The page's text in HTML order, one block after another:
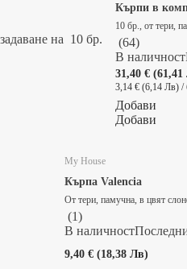
задаване на 10 бр.
Кърпи в
10 бр., от тери,
(64)
В наличност
31,40 €
3,14 € (6,14 Лв) /
Добави
Добави
My House
Кърпа Valencia
От тери, памучна, в цвят
(1)
В наличност
9,40 € (18,38 Лв)